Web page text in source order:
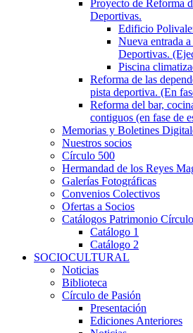
Proyecto de Reforma
Deportivas.
Edificio
Nueva entrada
Deportivas.
Piscina
Reforma de las
pista deportiva. (En
Reforma del bar,
contiguos (en fase de
Memorias y Boletines
Nuestros socios
Círculo 500
Hermandad de los Reyes
Galerías Fotográficas
Convenios Colectivos
Ofertas a Socios
Catálogos Patrimonio
Catálogo 1
Catálogo 2
SOCIOCULTURAL
Noticias
Biblioteca
Círculo de Pasión
Presentación
Ediciones Anteriores